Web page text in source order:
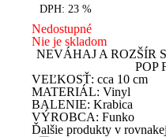
DPH: 23 %
Nedostupné
Nie je skladom
NEVÁHAJ A ROZŠÍR
POP
VEĽKOSŤ: cca 10 cm
MATERIÁL: Vinyl
BALENIE: Krabica
VÝROBCA: Funko
Ďalšie produkty v